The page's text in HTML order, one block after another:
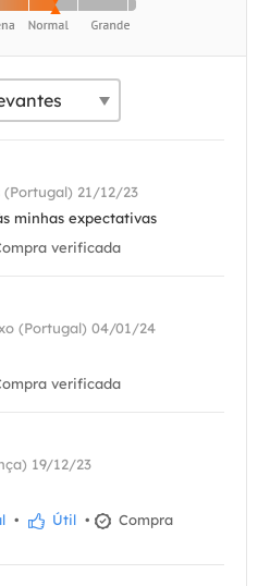
(Portugal) 21/12/23
minhas expectativas
verificada
(Portugal) 04/01/24
verificada
19/12/23
• Útil •
Compra